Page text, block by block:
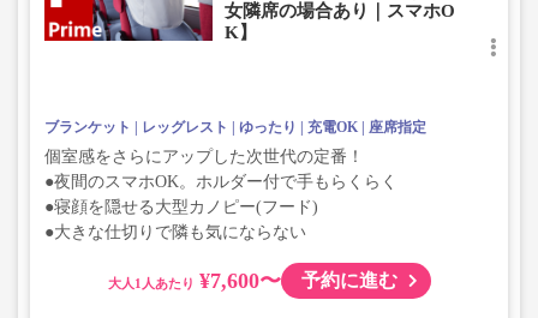
女隣席の場合あり｜スマホO
K】
ブランケット レッグレスト ゆったり 充電OK 座席指定
個室感をさらにアップした次世代の定番！
●夜間のスマホOK。ホルダー付で手もらくらく
●寝顔を隠せる大型カノピー(フード)
●大きな仕切りで隣も気にならない
大人 ¥7,600〜 予約に進む